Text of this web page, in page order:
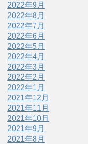
2022年9月
2022年8月
2022年7月
2022年6月
2022年5月
2022年4月
2022年3月
2022年2月
2022年1月
2021年12月
2021年11月
2021年10月
2021年9月
2021年8月